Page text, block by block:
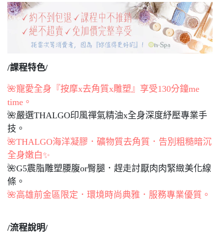
/課程特色/
🌺寵愛全身『按摩x去角質x雕塑』享受130分鐘me
time。
🌺嚴選THALGO印風禪氣精油x全身深度紓壓專業手
技。
🌺THALGO海洋凝膠．礦物質去角質．告別粗糙暗沉
全身嫩白✨
🌺G5震脂雕塑腰腹or臀腿．趕走討厭肉肉緊緻美化線
條。
🌺高雄前金區限定．環境時尚典雅．服務專業優質。
/流程說明/